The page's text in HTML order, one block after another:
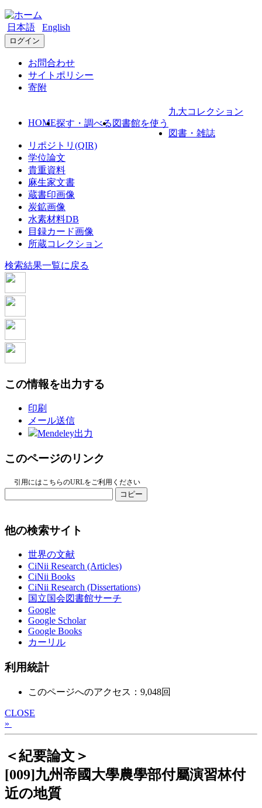
日本語 English
ログイン
お問合わせ
サイトポリシー
寄附
HOME探す・調べる 図書館を使う
九大コレクション
図書・雑誌
リポジトリ(QIR)
学位論文
貴重資料
麻生家文書
蔵書印画像
炭鉱画像
水素材料DB
目録カード画像
所蔵コレクション
検索結果一覧に戻る
この情報を出力する
印刷
メール送信
Mendeley出力
このページのリンク
引用にはこちらのURLをご利用ください
コピー
他の検索サイト
世界の文献
CiNii Research (Articles)
CiNii Books
CiNii Research (Dissertations)
国立国会図書館サーチ
Google
Google Scholar
Google Books
カーリル
利用統計
このページへのアクセス：9,048回
CLOSE
»
＜紀要論文＞
[009]九州帝國大學農學部付屬演習林付
近の地質